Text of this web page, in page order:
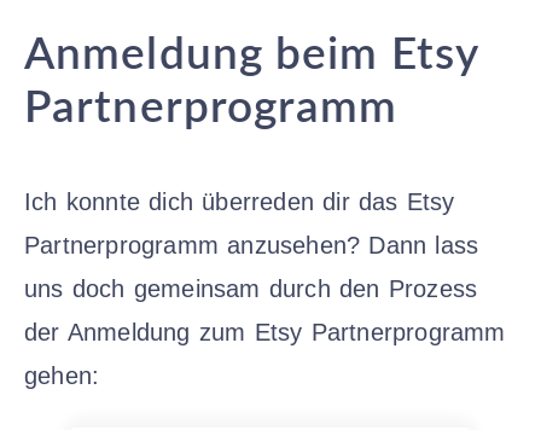
Anmeldung beim Etsy
Partnerprogramm
Ich konnte dich überreden dir das Etsy
Partnerprogramm anzusehen? Dann lass
uns doch gemeinsam durch den Prozess
der Anmeldung zum Etsy Partnerprogramm
gehen: